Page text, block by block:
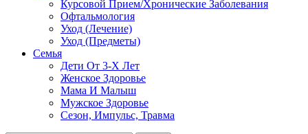
Курсовой Прием/Хронические Заболевания
Офтальмология
Уход (Лечение)
Уход (Предметы)
Семья
Дети От 3-Х Лет
Женское Здоровье
Мама И Малыш
Мужское Здоровье
Сезон, Импульс, Травма